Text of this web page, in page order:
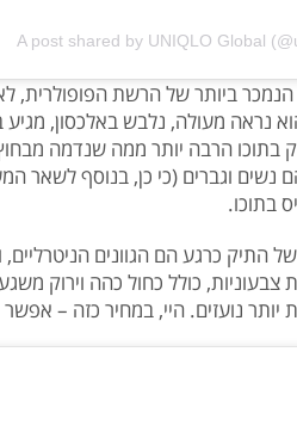
A post shared by UNIQLO Global
הנמכר ביותר של הרשת הפופולרית,
נראה מעולה, נלבש באלכסון, מגיע
בתוכו הרבה יותר ממה שנדמה
וגברים (כי כן, בנוסף לשאר
בתוכו.
התיק כרגע הם הגוונים
כולל כחול כהה וירוק
נועזים. היי, במחיר כזה –